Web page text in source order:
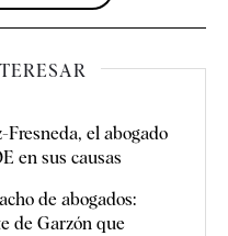
el abogado
en sus causas
de abogados:
de Garzón que